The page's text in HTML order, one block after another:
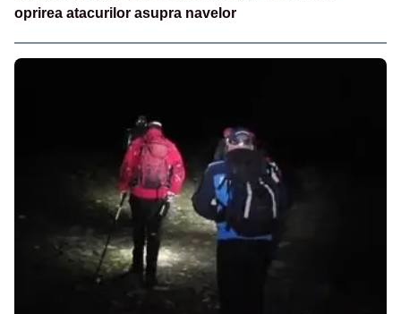
oprirea atacurilor asupra navelor